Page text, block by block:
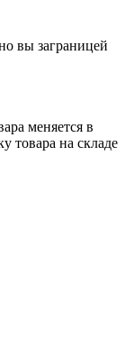
вы заграницей
меняется в
товара на складе